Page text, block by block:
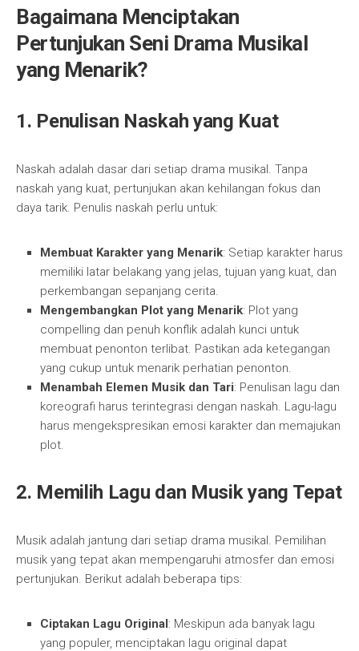
Bagaimana Menciptakan
Pertunjukan Seni Drama Musikal
yang Menarik?
1. Penulisan Naskah yang Kuat
Naskah adalah dasar dari setiap drama musikal. Tanpa
naskah yang kuat, pertunjukan akan kehilangan fokus dan
daya tarik. Penulis naskah perlu untuk:
Membuat Karakter yang Menarik: Setiap karakter harus
memiliki latar belakang yang jelas, tujuan yang kuat, dan
perkembangan sepanjang cerita.
Mengembangkan Plot yang Menarik: Plot yang
compelling dan penuh konflik adalah kunci untuk
membuat penonton terlibat. Pastikan ada ketegangan
yang cukup untuk menarik perhatian penonton.
Menambah Elemen Musik dan Tari: Penulisan lagu dan
koreografi harus terintegrasi dengan naskah. Lagu-lagu
harus mengekspresikan emosi karakter dan memajukan
plot.
2. Memilih Lagu dan Musik yang Tepat
Musik adalah jantung dari setiap drama musikal. Pemilihan
musik yang tepat akan mempengaruhi atmosfer dan emosi
pertunjukan. Berikut adalah beberapa tips:
Ciptakan Lagu Original: Meskipun ada banyak lagu
yang populer, menciptakan lagu original dapat